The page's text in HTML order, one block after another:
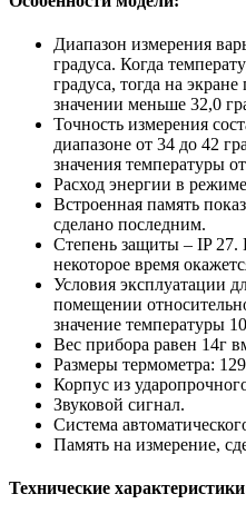
Диапазон измерения
градуса. Когда
градуса, тогда на
значении меньше 32,0
Точность измерения
диапазоне от 34 до 42
значения температуры
Расход энергии в
Встроенная память
сделано последним.
Степень защиты – IP 27.
некоторое время
Условия эксплуатации
помещении
значение температуры
Вес прибора равен 14г
Размеры термометра:
Корпус из
Звуковой сигнал.
Система
Память на измерение,
Технические